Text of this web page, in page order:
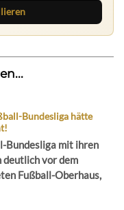
Bundesliga hätte
Bundesliga mit ihren
deutlich vor dem
Fußball-Oberhaus,